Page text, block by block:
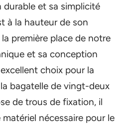
et sa simplicité
à la hauteur de son
première place de notre
et sa conception
choix pour la
bagatelle de vingt-deux
de trous de fixation, il
matériel nécessaire pour le